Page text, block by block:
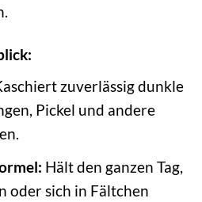
zuverlässig dunkle
Pickel und andere
Hält den ganzen Tag,
oder sich in Fältchen